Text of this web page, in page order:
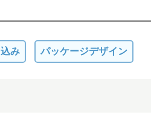
み パッケージデザイン